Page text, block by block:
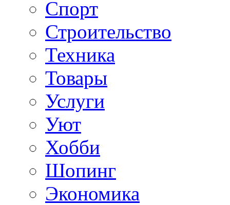
Спорт
Строительство
Техника
Товары
Услуги
Уют
Хобби
Шопинг
Экономика